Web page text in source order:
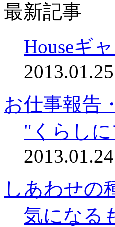
最新記事
Houseギ
2013.01.25
お仕事報告
"くらし
2013.01.24
しあわせの
気になる